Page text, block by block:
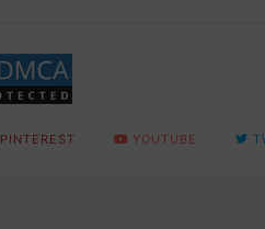
PINTEREST YOUTUBE